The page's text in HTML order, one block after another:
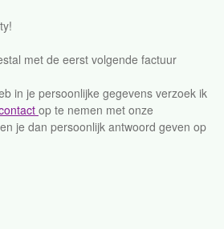
met de eerst volgende factuur
in je persoonlijke gegevens verzoek ik
op te nemen met onze
je dan persoonlijk antwoord geven op